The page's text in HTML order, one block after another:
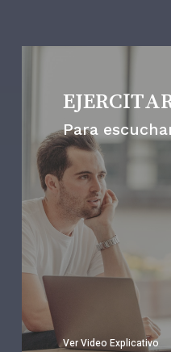
Para
Ver Video Explicativo